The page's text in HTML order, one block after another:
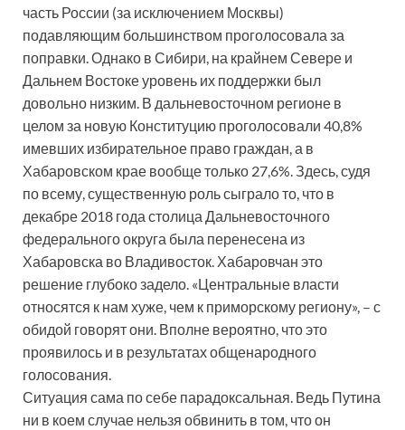
часть России (за исключением Москвы)
подавляющим большинством проголосовала за
поправки. Однако в Сибири, на крайнем Севере и
Дальнем Востоке уровень их поддержки был
довольно низким. В дальневосточном регионе в
целом за новую Конституцию проголосовали 40,8%
имевших избирательное право граждан, а в
Хабаровском крае вообще только 27,6%. Здесь, судя
по всему, существенную роль сыграло то, что в
декабре 2018 года столица Дальневосточного
федерального округа была перенесена из
Хабаровска во Владивосток. Хабаровчан это
решение глубоко задело. «Центральные власти
относятся к нам хуже, чем к приморскому региону», – с
обидой говорят они. Вполне вероятно, что это
проявилось и в результатах общенародного
голосования.
Ситуация сама по себе парадоксальная. Ведь Путина
ни в коем случае нельзя обвинить в том, что он